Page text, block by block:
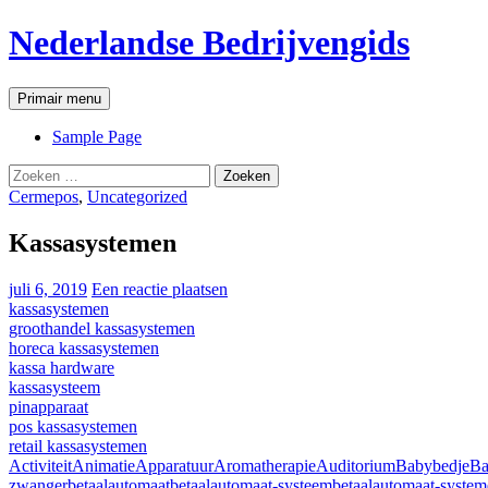
Ga
naar
inhoud
Nederlandse Bedrijvengids
Zoeken
Primair menu
Sample Page
Zoeken
naar:
Cermepos, Uncategorized
Kassasystemen
juli 6, 2019 Een reactie plaatsen
kassasystemen
groothandel kassasystemen
horeca kassasystemen
kassa hardware
kassasysteem
pinapparaat
pos kassasystemen
retail kassasystemen
ActiviteitAnimatieApparatuurAromatherapieAuditoriumBabybedje